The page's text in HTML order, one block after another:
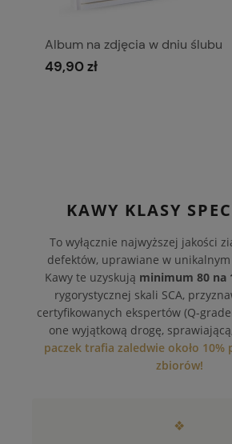
Album na zdjęcia w dniu ślubu
49,90 zł
KAWY KLASY
To wyłącznie najwyższej jakości
defektów, uprawiane w
Kawy te uzyskują minimum 80 na
rygorystycznej skali SCA,
certyfikowanych ekspertów (Q-
one wyjątkową drogę,
paczek trafia zaledwie około
zbiorów!
❖